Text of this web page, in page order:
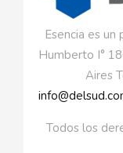
Esencia es
Humberto I°
Aires
Todos los